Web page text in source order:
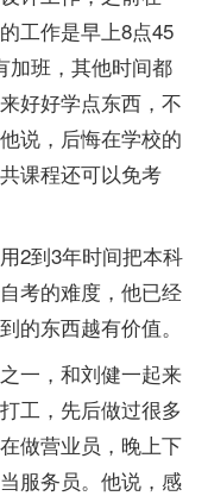
工作是早上8点45
加班，其他时间都
好好学点东西，不
说，后悔在学校的
课程还可以免考
2到3年时间把本科
考的难度，他已经
的东西越有价值。
之一，和刘健一起来
工，先后做过很多
做营业员，晚上下
服务员。他说，感